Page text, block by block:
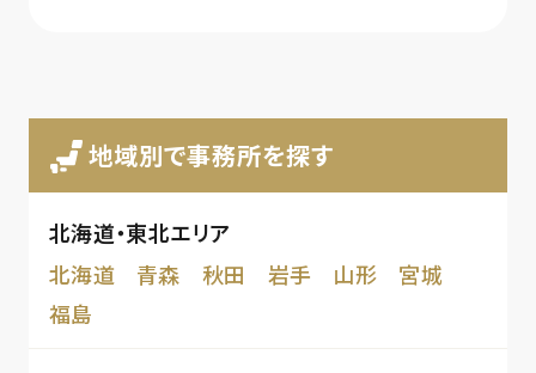
地域別で事務所を探す
北海道・東北エリア
北海道
青森 秋田 岩手 山形
宮城
福島